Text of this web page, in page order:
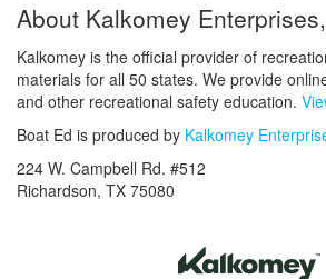
About Kalkomey
Kalkomey is the official provider of
materials for all 50 states. We provide
and other recreational safety education.
Boat Ed is produced by Kalkomey
224 W. Campbell Rd. #512
Richardson, TX 75080